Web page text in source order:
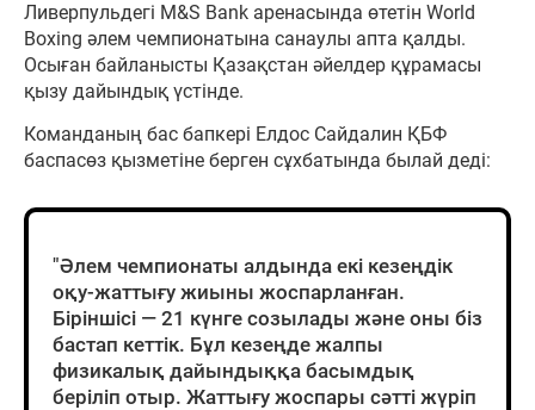
Ливерпульдегі M&S Bank аренасында өтетін World
Boxing әлем чемпионатына санаулы апта қалды.
Осыған байланысты Қазақстан әйелдер құрамасы
қызу дайындық үстінде.
Команданың бас бапкері Елдос Сайдалин ҚБФ
баспасөз қызметіне берген сұхбатында былай деді:
"Әлем чемпионаты алдында екі кезеңдік
оқу-жаттығу жиыны жоспарланған.
Біріншісі — 21 күнге созылады және оны біз
бастап кеттік. Бұл кезеңде жалпы
физикалық дайындыққа басымдық
беріліп отыр. Жаттығу жоспары сәтті жүріп